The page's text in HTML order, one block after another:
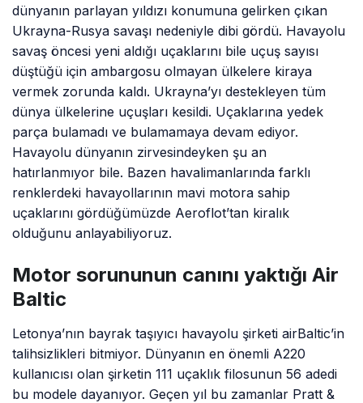
dünyanın parlayan yıldızı konumuna gelirken çıkan
Ukrayna-Rusya savaşı nedeniyle dibi gördü. Havayolu
savaş öncesi yeni aldığı uçaklarını bile uçuş sayısı
düştüğü için ambargosu olmayan ülkelere kiraya
vermek zorunda kaldı. Ukrayna’yı destekleyen tüm
dünya ülkelerine uçuşları kesildi. Uçaklarına yedek
parça bulamadı ve bulamamaya devam ediyor.
Havayolu dünyanın zirvesindeyken şu an
hatırlanmıyor bile. Bazen havalimanlarında farklı
renklerdeki havayollarının mavi motora sahip
uçaklarını gördüğümüzde Aeroflot’tan kiralık
olduğunu anlayabiliyoruz.
Motor sorununun canını yaktığı Air
Baltic
Letonya’nın bayrak taşıyıcı havayolu şirketi airBaltic’in
talihsizlikleri bitmiyor. Dünyanın en önemli A220
kullanıcısı olan şirketin 111 uçaklık filosunun 56 adedi
bu modele dayanıyor. Geçen yıl bu zamanlar Pratt &